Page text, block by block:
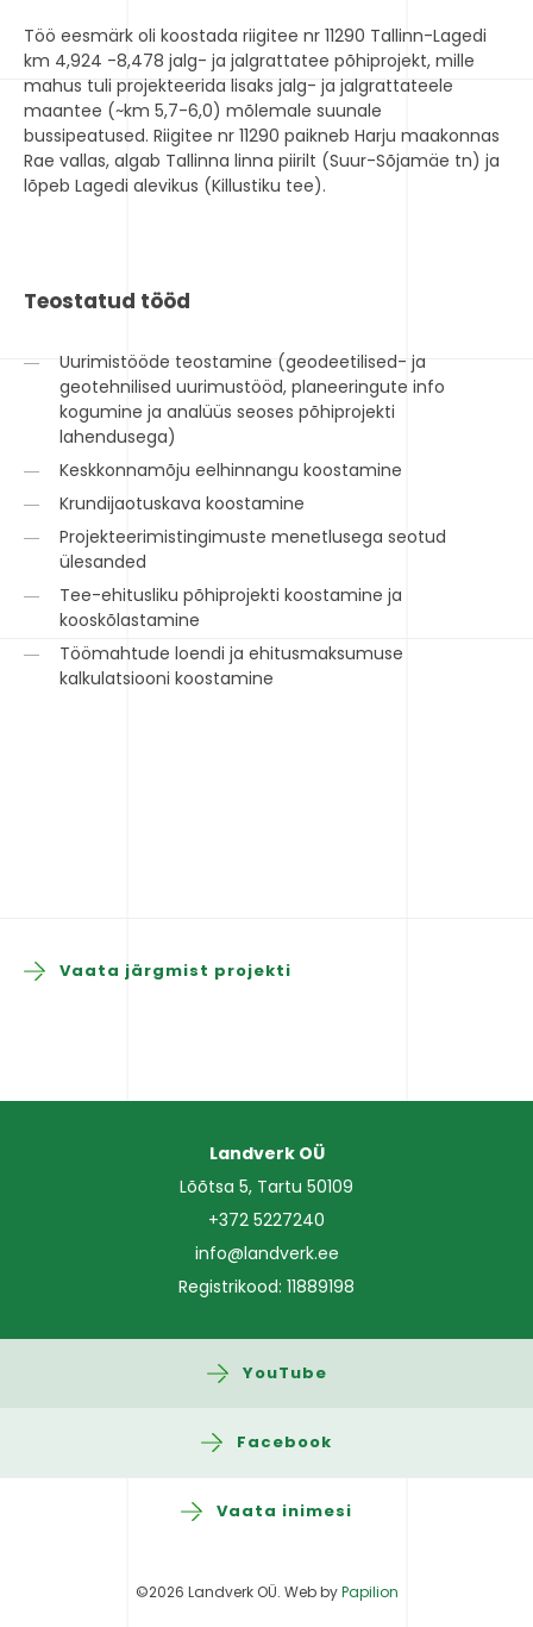
Töö eesmärk oli koostada riigitee nr 11290 Tallinn-Lagedi
km 4,924 -8,478 jalg- ja jalgrattatee põhiprojekt, mille
mahus tuli projekteerida lisaks jalg- ja jalgrattateele
maantee (~km 5,7-6,0) mõlemale suunale
bussipeatused. Riigitee nr 11290 paikneb Harju maakonnas
Rae vallas, algab Tallinna linna piirilt (Suur-Sõjamäe tn) ja
lõpeb Lagedi alevikus (Killustiku tee).
Teostatud tööd
Uurimistööde teostamine (geodeetilised- ja
geotehnilised uurimustööd, planeeringute info
kogumine ja analüüs seoses põhiprojekti
lahendusega)
Keskkonnamõju eelhinnangu koostamine
Krundijaotuskava koostamine
Projekteerimistingimuste menetlusega seotud
ülesanded
Tee-ehitusliku põhiprojekti koostamine ja
kooskõlastamine
Töömahtude loendi ja ehitusmaksumuse
kalkulatsiooni koostamine
Vaata järgmist projekti
Landverk OÜ
Lõõtsa 5, Tartu 50109
+372 5227240
info@landverk.ee
Registrikood: 11889198
YouTube
Facebook
Vaata inimesi
©2026 Landverk OÜ. Web byPapilion